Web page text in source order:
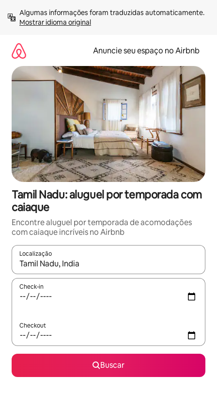
para
Mostrar idioma original
Anuncie seu espaço no Airbnb
Tamil Nadu: aluguel por temporada com
caiaque
Encontre aluguel por temporada de acomodações
com caiaque incríveis no Airbnb
Localização
Quando os resultados estiverem disponíveis, explore-os
Check-in
Checkout
Buscar